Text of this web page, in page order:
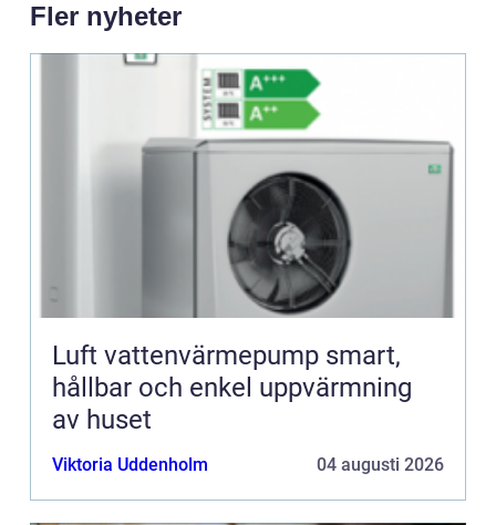
Fler nyheter
Luft vattenvärmepump smart,
hållbar och enkel uppvärmning
av huset
Viktoria Uddenholm 04 augusti 2026